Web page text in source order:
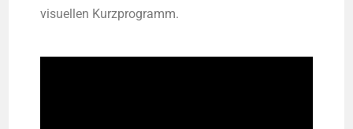
visu­el­len Kurzprogramm.